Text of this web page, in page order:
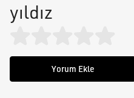
yıldız
Yorum Ekle